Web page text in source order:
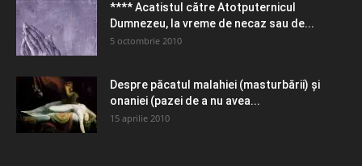
**** Acatistul către Atotputernicul
Dumnezeu, la vreme de necaz sau de...
5 octombrie 2010
Despre păcatul malahiei (masturbării) şi
onaniei (pazei de a nu avea...
15 aprilie 2010